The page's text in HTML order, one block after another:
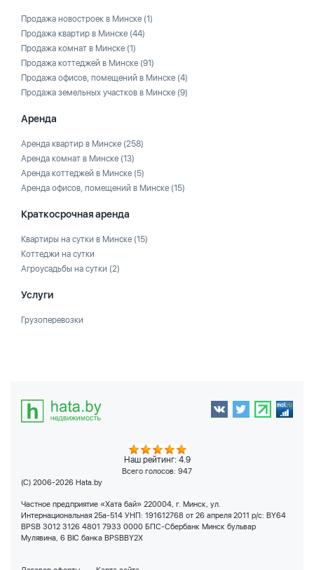
Продажа новостроек в Минске (1)
Продажа квартир в Минске (44)
Продажа комнат в Минске (1)
Продажа коттеджей в Минске (91)
Продажа офисов, помещений в Минске (4)
Продажа земельных участков в Минске (9)
Аренда
Аренда квартир в Минске (258)
Аренда комнат в Минске (13)
Аренда коттеджей в Минске (5)
Аренда офисов, помещений в Минске (15)
Краткосрочная аренда
Квартиры на сутки в Минске (15)
Коттеджи на сутки
Агроусадьбы на сутки (2)
Услуги
Грузоперевозки
Наш рейтинг: 4.9
Всего голосов: 947
(C) 2006-2026 Hata.by
Частное предприятие «Хата бай» 220004, г. Минск, ул.
Интернациональная 25а-514 УНП: 191612768 от 26 апреля 2011 р/с: BY64
BPSB 3012 3126 4801 7933 0000 БПС-Сбербанк Минск бульвар
Мулявина, 6 BIC банка BPSBBY2X